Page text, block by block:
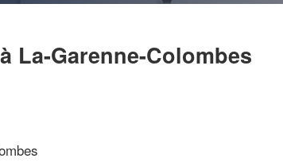
à La-Garenne-Colombes